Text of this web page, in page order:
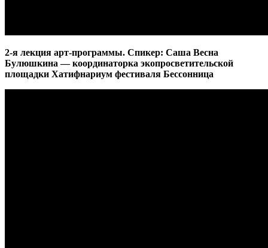
2-я лекция арт-программы. Спикер: Саша Весна
Булюшкина — координаторка экопросветительской
площадки Хатифнариум фестиваля Бессонница